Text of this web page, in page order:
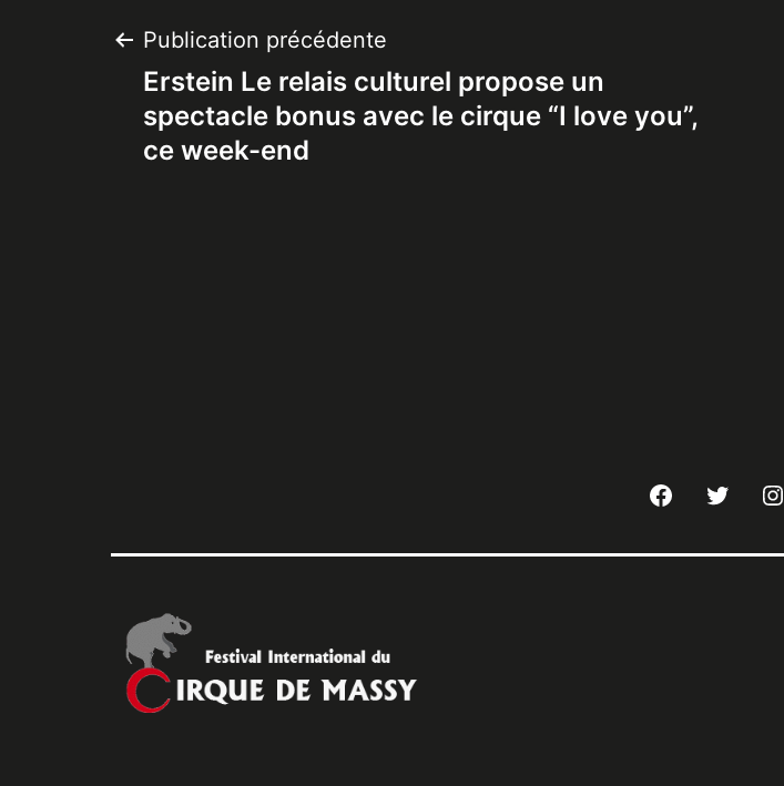
Navigation
de
Publication précédente
Erstein Le relais culturel propose un
spectacle bonus avec le cirque “I love you”,
ce week-end
FacebookTwitter